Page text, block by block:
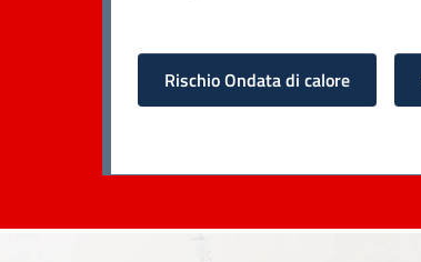
Rischio Ondata di calore